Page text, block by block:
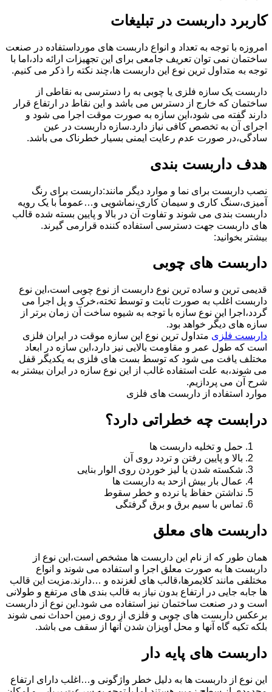
کاربرد داربست در تبلیغات
امروزه با توجه به تعداد و انواع داربست های مورداستفاده در صنعت
ساختمان نمی توان تعریف جامعی برای این تجهیزات ارائه داد،اما با
توجه به متداول ترین نوع این داربست ها،چند نکته را ذکر می کنیم.
داربست یک سازه فلزی یا چوبی به را دسترسی به نقاطی از
ساختمان که خارج از دسترس می باشد و این نقاط در ارتفاع قرار
دارند گفته می شود،این سازه به صورت موقت اجرا می شود و
اجرای آن به تخصص کافی نیاز دارد.سازه داربست در عین
سادگی،در صورت عدم رعایت ایمنی بسیار خطرناک می باشد.
هدف داربست بندی
نصب داربست برای نما و موارد دیگر مانند:داربست برای رنگ
آمیزی،سنگ کاری و سیمان کاری،نماشویی و…عموماً با یک رویه
داربست بندی می شوند و تفاوت آن در بالا و پایین بسته شده قالب
های داربست جهت دسترسی استفاده کننده قرارمی گیرند.
بیشتر بخوانید:
داربست های چوبی
قدیمی ترین و ساده ترین نوع داربست از نوع چوبی است،این نوع
داربست اغلب به صورت ثابت و توسط تخته،خرک و پل اجرا می
گردد،اجرا این نوع سازه با توجه به شیوه ساخت آن زمان برتر از
سازه های دیگر خواهد بود.
داربست فلزی متداول ترین نوع این سازه موقت در ایران فلزی
است که طول عمر و مقاومت بالایی نیز دارد،این سازه در ابعاد
مختلف یافت می شود که توسط بست های فلزی به یکدیگر قفل
می شوند،به علت استفاده غالب از این نوع سازه در ایران بیشتر به
شرح آن می پردازیم.
موارد استفاده از داربست های فلزی
درابست چه خطراتی دارد؟
حمل و تخلیه داربست ها
بالا و پایین رفتن و تردد روی آن
شکسته شدن یا لیز خوردن روی الوار بنایی
عمال بار بیش ازحد به داربست ها
نداشتن حفاظ یا نرده و خطر سقوط
تماس با سیم برق و برق گرفتگی
داربست های معلق
همان طور که از نام این داربست ها مشخص است،این نوع از
داربست ها به صورت معلق اجرا و استفاده می شوند و انواع
مختلفی مانند کلایمرها،قالب های لغزنده و …دارند.مزیت این قالب
ها جابه جایی در ارتفاع بدون نیاز به قالب بندی های مرتفع و طولانی
است و در صنعت ساختمان نیز استفاده می شود.این نوع از داربست
برعکس داربست های چوبی و فلزی از روی زمین احداث نمی شوند
بلکه تکیه گاه آنها و محل آویزان شدن آنها از سقف می باشد.
داربست های پایه دار
این نوع از داربست ها به دلیل خطر واژگونی و…اغلب دارای ارتفاع